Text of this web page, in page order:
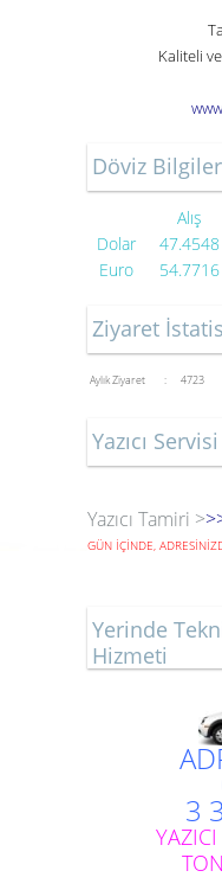
Kaliteli
www
Döviz
Alış
Dolar
47.4548
Euro
54.7716
Ziyaret
Aylık Ziyaret : 4723
Yazıcı Servisi
Yazıcı Tamiri >
GÜN İÇİNDE,
Yerinde
Hizmeti
3